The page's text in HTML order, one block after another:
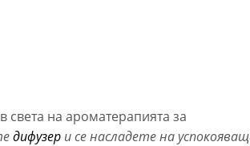
света на ароматерапията за
дифузер и се насладете на